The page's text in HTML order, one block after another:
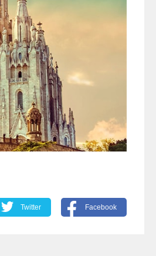
Twitter Facebook